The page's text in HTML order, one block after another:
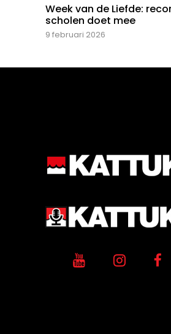
Week van de Liefde:
scholen doet mee
9 februari 2026